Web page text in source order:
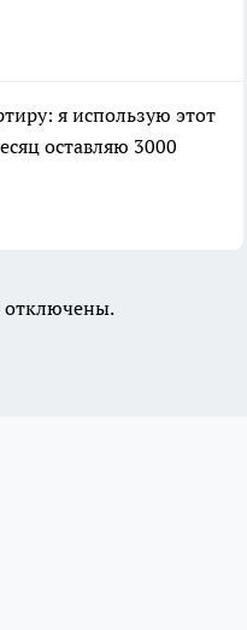
я использую этот
оставляю 3000
отключены.